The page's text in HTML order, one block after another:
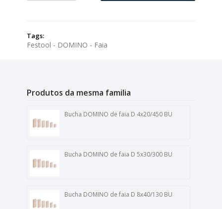
Tags:
Festool - DOMINO - Faia
Produtos da mesma familia
Bucha DOMINO de faia D 4x20/450 BU
Bucha DOMINO de faia D 5x30/300 BU
Bucha DOMINO de faia D 8x40/130 BU